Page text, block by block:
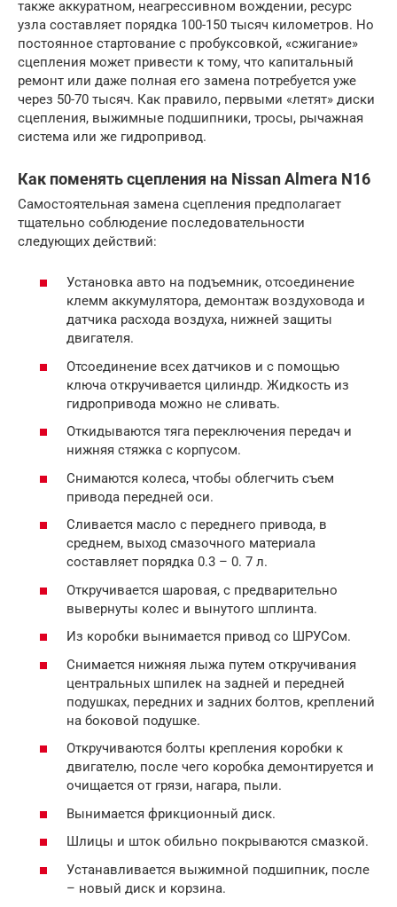
также аккуратном, неагрессивном вождении, ресурс
узла составляет порядка 100-150 тысяч километров. Но
постоянное стартование с пробуксовкой, «сжигание»
сцепления может привести к тому, что капитальный
ремонт или даже полная его замена потребуется уже
через 50-70 тысяч. Как правило, первыми «летят» диски
сцепления, выжимные подшипники, тросы, рычажная
система или же гидропривод.
Как поменять сцепления на Nissan Almera N16
Самостоятельная замена сцепления предполагает
тщательно соблюдение последовательности
следующих действий:
Установка авто на подъемник, отсоединение
клемм аккумулятора, демонтаж воздуховода и
датчика расхода воздуха, нижней защиты
двигателя.
Отсоединение всех датчиков и с помощью
ключа откручивается цилиндр. Жидкость из
гидропривода можно не сливать.
Откидываются тяга переключения передач и
нижняя стяжка с корпусом.
Снимаются колеса, чтобы облегчить съем
привода передней оси.
Сливается масло с переднего привода, в
среднем, выход смазочного материала
составляет порядка 0.3 – 0. 7 л.
Откручивается шаровая, с предварительно
вывернуты колес и вынутого шплинта.
Из коробки вынимается привод со ШРУСом.
Снимается нижняя лыжа путем откручивания
центральных шпилек на задней и передней
подушках, передних и задних болтов, креплений
на боковой подушке.
Откручиваются болты крепления коробки к
двигателю, после чего коробка демонтируется и
очищается от грязи, нагара, пыли.
Вынимается фрикционный диск.
Шлицы и шток обильно покрываются смазкой.
Устанавливается выжимной подшипник, после
– новый диск и корзина.